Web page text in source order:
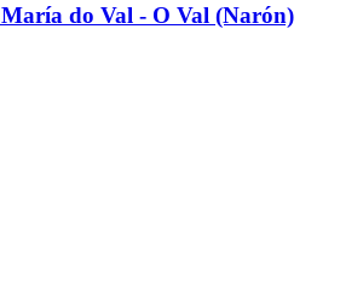
do Val - O Val (Narón)